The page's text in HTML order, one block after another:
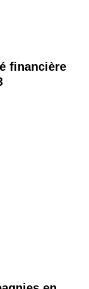
financière